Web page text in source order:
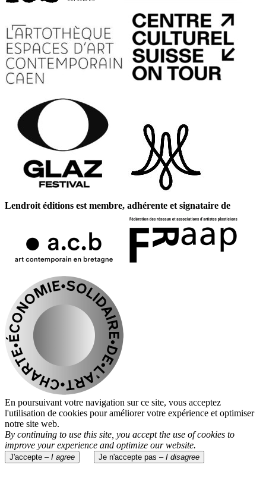
Lendroit éditions est membre, adhérente et signataire de
En poursuivant votre navigation sur ce site, vous acceptez
l'utilisation de cookies pour améliorer votre expérience et optimiser
notre site web.
By continuing to use this site, you accept the use of cookies to
improve your experience and optimize our website.
J'accepte – I agree Je n'accepte pas – I disagree